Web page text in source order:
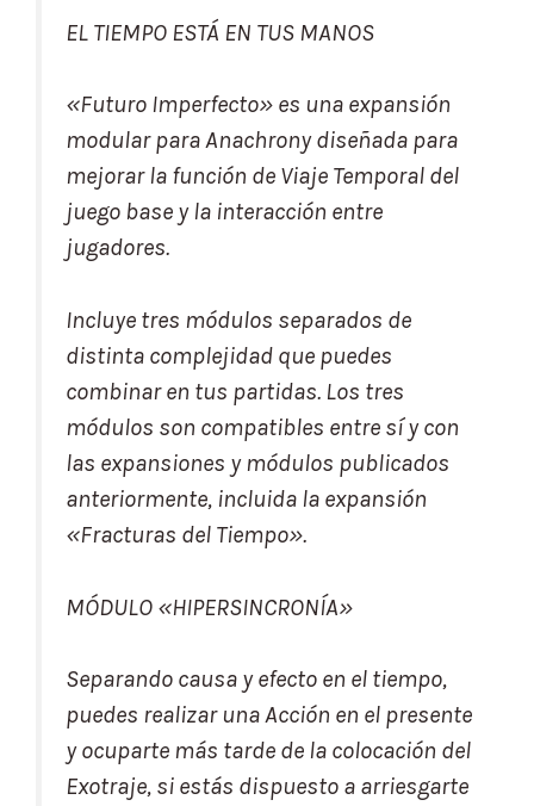
EL TIEMPO ESTÁ EN TUS MANOS
«Futuro Imperfecto» es una expansión
modular para Anachrony diseñada para
mejorar la función de Viaje Temporal del
juego base y la interacción entre
jugadores.
Incluye tres módulos separados de
distinta complejidad que puedes
combinar en tus partidas. Los tres
módulos son compatibles entre sí y con
las expansiones y módulos publicados
anteriormente, incluida la expansión
«Fracturas del Tiempo».
MÓDULO «HIPERSINCRONÍA»
Separando causa y efecto en el tiempo,
puedes realizar una Acción en el presente
y ocuparte más tarde de la colocación del
Exotraje, si estás dispuesto a arriesgarte